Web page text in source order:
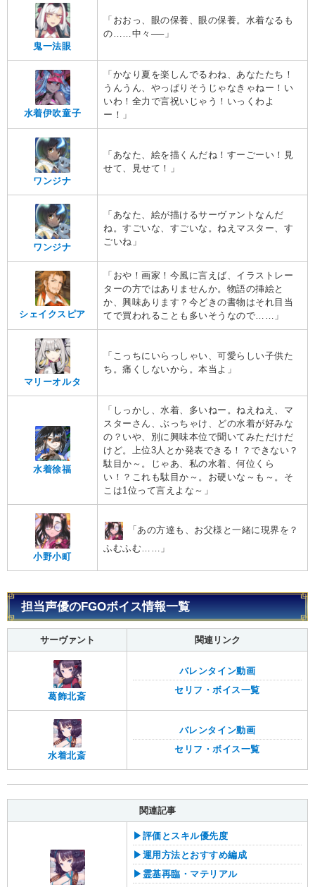
鬼一法眼
「おおっ、眼の保養、眼の保養。水着なるも
の……中々──」
水着伊吹童子
「かなり夏を楽しんでるわね、あなたたち！
うんうん、やっぱりそうじゃなきゃねー！い
いわ！全力で言祝いじゃう！いっくわよ
ー！」
ワンジナ
「あなた、絵を描くんだね！すーごーい！見
せて、見せて！」
ワンジナ
「あなた、絵が描けるサーヴァントなんだ
ね。すごいな、すごいな。ねえマスター、す
ごいね」
シェイクスピア
「おや！画家！今風に言えば、イラストレー
ターの方ではありませんか。物語の挿絵と
か、興味あります？今どきの書物はそれ目当
てで買われることも多いそうなので……」
マリーオルタ
「こっちにいらっしゃい、可愛らしい子供た
ち。痛くしないから。本当よ」
水着徐福
「しっかし、水着、多いねー。ねえねえ、マ
スターさん、ぶっちゃけ、どの水着が好みな
の？いや、別に興味本位で聞いてみただけだ
けど。上位3人とか発表できる！？できない？
駄目か～。じゃあ、私の水着、何位くら
い！？これも駄目か～。お硬いな～も～。そ
こは1位って言えよな～」
小野小町
「あの方達も、お父様と一緒に現界を？
ふむふむ……」
担当声優のFGOボイス情報一覧
サーヴァント 関連リンク
葛飾北斎
バレンタイン動画
セリフ・ボイス一覧
水着北斎
バレンタイン動画
セリフ・ボイス一覧
関連記事
▶︎評価とスキル優先度
▶︎運用方法とおすすめ編成
▶︎霊基再臨・マテリアル